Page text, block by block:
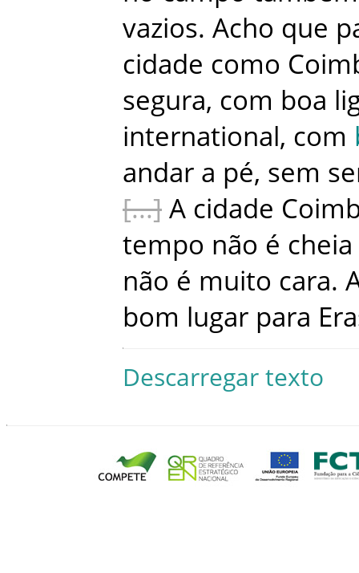
vazios. Acho que
cidade como
segura, com boa
international, com
andar a pé, sem
A cidade
tempo não é cheia
não é muito cara.
bom lugar para
Descarregar texto